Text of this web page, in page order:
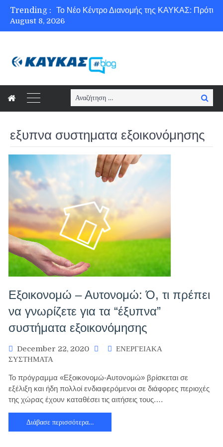
Trending :
Ασφάλεια στο Διαδίκτυο για όλους!
August 8, 2026
Search
for:
εξυπνα συστηματα εξοικονόμησης
Εξοικονομώ – Αυτονομώ: Ό, τι πρέπει
να γνωρίζετε για τα “έξυπνα”
συστήματα εξοικονόμησης
December 22, 2020
ΕΝΕΡΓΕΙΑΚΑ
ΣΥΣΤΗΜΑΤΑ
Το πρόγραμμα «Εξοικονομώ-Αυτονομώ» βρίσκεται σε
εξέλιξη και ήδη πολλοί ενδιαφερόμενοι σε διάφορες περιοχές
της χώρας έχουν καταθέσει τις αιτήσεις τους.…
Διάβασε περισσότερα…